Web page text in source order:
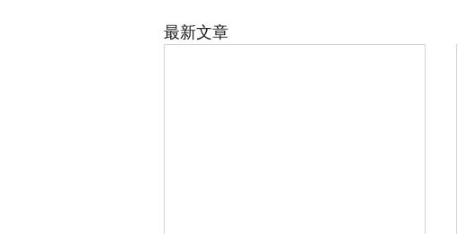
最新文章